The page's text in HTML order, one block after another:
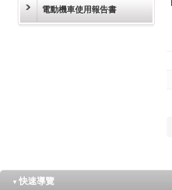
電動機車使用報告書
▼ 快速導覽